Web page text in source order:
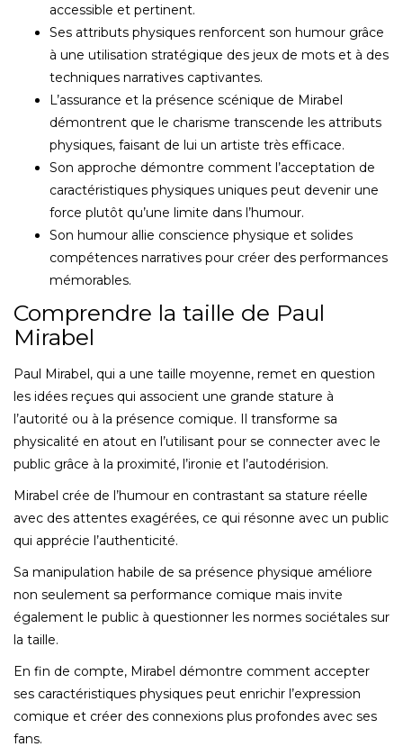
accessible et pertinent.
Ses attributs physiques renforcent son humour grâce
à une utilisation stratégique des jeux de mots et à des
techniques narratives captivantes.
L’assurance et la présence scénique de Mirabel
démontrent que le charisme transcende les attributs
physiques, faisant de lui un artiste très efficace.
Son approche démontre comment l’acceptation de
caractéristiques physiques uniques peut devenir une
force plutôt qu’une limite dans l’humour.
Son humour allie conscience physique et solides
compétences narratives pour créer des performances
mémorables.
Comprendre la taille de Paul
Mirabel
Paul Mirabel, qui a une taille moyenne, remet en question
les idées reçues qui associent une grande stature à
l’autorité ou à la présence comique. Il transforme sa
physicalité en atout en l’utilisant pour se connecter avec le
public grâce à la proximité, l’ironie et l’autodérision.
Mirabel crée de l’humour en contrastant sa stature réelle
avec des attentes exagérées, ce qui résonne avec un public
qui apprécie l’authenticité.
Sa manipulation habile de sa présence physique améliore
non seulement sa performance comique mais invite
également le public à questionner les normes sociétales sur
la taille.
En fin de compte, Mirabel démontre comment accepter
ses caractéristiques physiques peut enrichir l’expression
comique et créer des connexions plus profondes avec ses
fans.